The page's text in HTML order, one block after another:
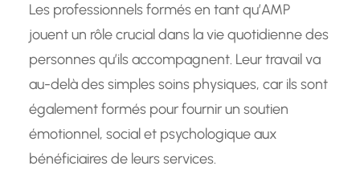
Les professionnels formés en tant qu’AMP
jouent un rôle crucial dans la vie quotidienne des
personnes qu’ils accompagnent. Leur travail va
au-delà des simples soins physiques, car ils sont
également formés pour fournir un soutien
émotionnel, social et psychologique aux
bénéficiaires de leurs services.